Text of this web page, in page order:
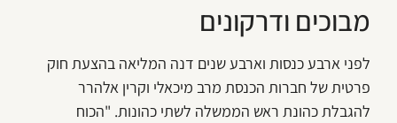
מבוכים ודרקונים
לפני ארבע כנסות וארבע שנים דנה המליאה בהצעת חוק
פרטית של חברות הכנסת מרב מיכאלי וקרין אלהרר
להגבלת כהונת ראש הממשלה לשתי כהונות. "הכוח